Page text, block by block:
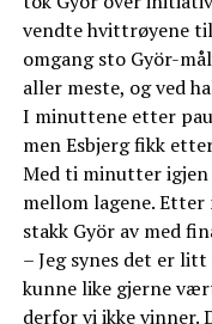
vendte hvittrøyene
omgang sto Györ-
aller meste, og ved
I minuttene etter
men Esbjerg fikk
Med ti minutter
mellom lagene.
stakk Györ av med
– Jeg synes det er
kunne like gjerne
derfor vi ikke vinner.